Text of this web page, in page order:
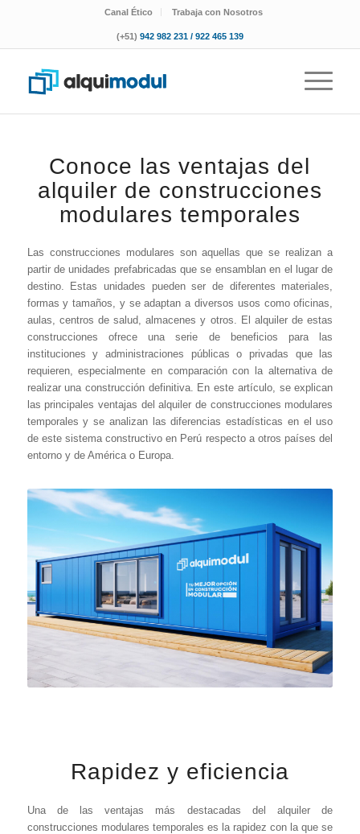
Canal Ético Trabaja con Nosotros
(+51) 942 982 231 / 922 465 139
Conoce las ventajas del
alquiler de construcciones
modulares temporales
Las construcciones modulares son aquellas que se realizan a
partir de unidades prefabricadas que se ensamblan en el lugar de
destino. Estas unidades pueden ser de diferentes materiales,
formas y tamaños, y se adaptan a diversos usos como oficinas,
aulas, centros de salud, almacenes y otros. El alquiler de estas
construcciones ofrece una serie de beneficios para las
instituciones y administraciones públicas o privadas que las
requieren, especialmente en comparación con la alternativa de
realizar una construcción definitiva. En este artículo, se explican
las principales ventajas del alquiler de construcciones modulares
temporales y se analizan las diferencias estadísticas en el uso
de este sistema constructivo en Perú respecto a otros países del
entorno y de América o Europa.
Rapidez y eficiencia
Una de las ventajas más destacadas del alquiler de
construcciones modulares temporales es la rapidez con la que se